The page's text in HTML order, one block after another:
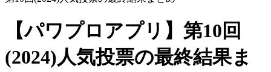
【パワプロアプリ】第10回
(2024)人気投票の最終結果ま